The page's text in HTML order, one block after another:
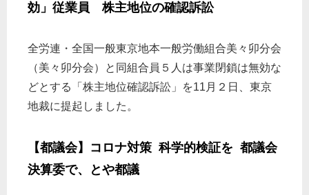
効」従業員 株主地位の確認訴訟
全労連・全国一般東京地本一般労働組合美々卯分会
（美々卯分会）と同組合員５人は事業閉鎖は無効な
どとする「株主地位確認訴訟」を11月２日、東京
地裁に提起しました。
【都議会】コロナ対策 科学的検証を 都議会
決算委で、とや都議